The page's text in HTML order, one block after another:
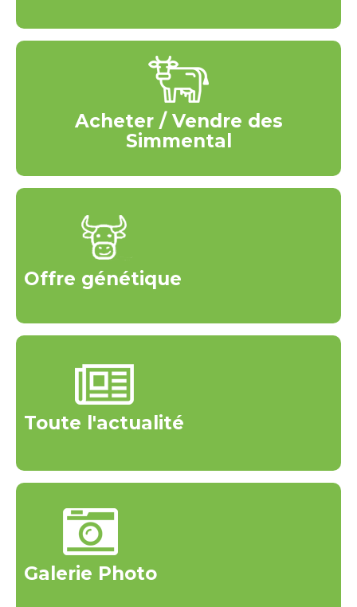
Acheter / Vendre des
Simmental
Offre génétique
Toute l'actualité
Galerie Photo